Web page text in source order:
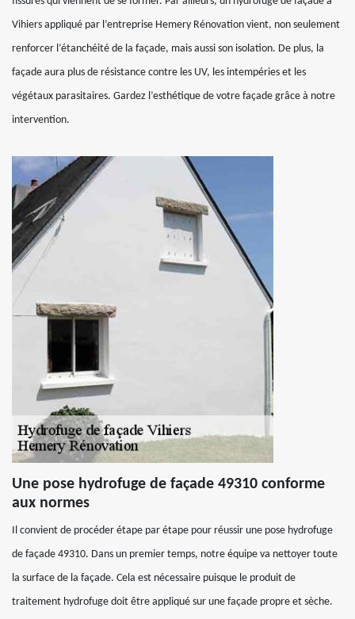
Vihiers appliqué par l’entreprise Hemery Rénovation vient, non seulement
renforcer l’étanchéité de la façade, mais aussi son isolation. De plus, la
façade aura plus de résistance contre les UV, les intempéries et les
végétaux parasitaires. Gardez l’esthétique de votre façade grâce à notre
intervention.
Une pose hydrofuge de façade 49310 conforme
aux normes
Il convient de procéder étape par étape pour réussir une pose hydrofuge
de façade 49310. Dans un premier temps, notre équipe va nettoyer toute
la surface de la façade. Cela est nécessaire puisque le produit de
traitement hydrofuge doit être appliqué sur une façade propre et sèche.